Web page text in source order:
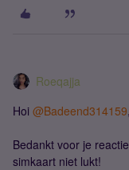
Roeqajja
Hoi @Badeend314159,
Bedankt voor je
simkaart niet lukt!